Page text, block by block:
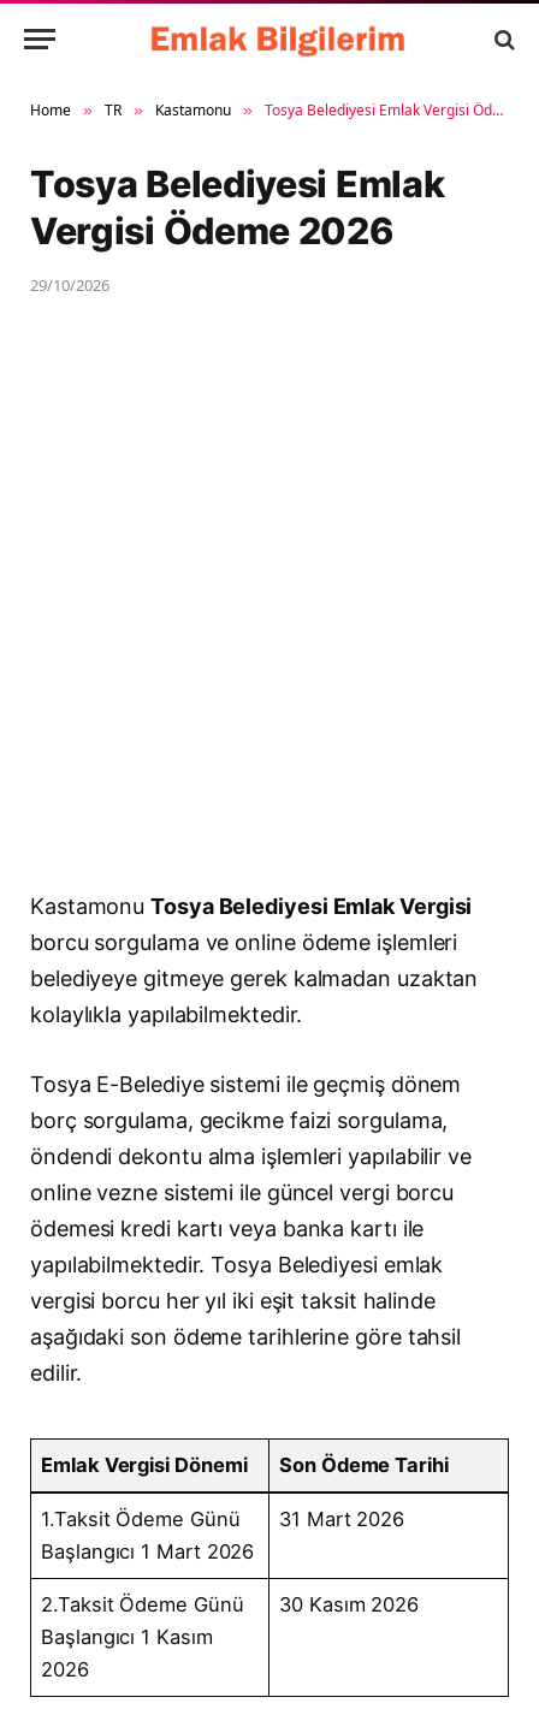
Home » TR » Kastamonu » Tosya Belediyesi Emlak Vergisi Ödeme 2026
Tosya Belediyesi Emlak
Vergisi Ödeme 2026
29/10/2026
KastamonuTosya Belediyesi Emlak Vergisi
borcu sorgulama ve online ödeme işlemleri
belediyeye gitmeye gerek kalmadan uzaktan
kolaylıkla yapılabilmektedir.
Tosya E-Belediye sistemi ile geçmiş dönem
borç sorgulama, gecikme faizi sorgulama,
öndendi dekontu alma işlemleri yapılabilir ve
online vezne sistemi ile güncel vergi borcu
ödemesi kredi kartı veya banka kartı ile
yapılabilmektedir. Tosya Belediyesi emlak
vergisi borcu her yıl iki eşit taksit halinde
aşağıdaki son ödeme tarihlerine göre tahsil
edilir.
Emlak Vergisi Dönemi Son Ödeme Tarihi
1.Taksit Ödeme Günü
Başlangıcı 1 Mart 2026
31 Mart 2026
2.Taksit Ödeme Günü
Başlangıcı 1 Kasım
2026
30 Kasım 2026